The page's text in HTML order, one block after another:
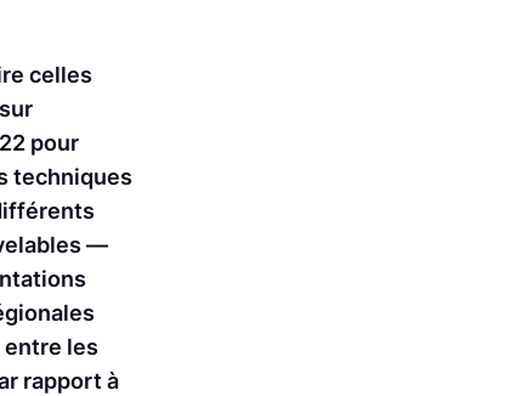
celles
pour
techniques
—
les
rapport à